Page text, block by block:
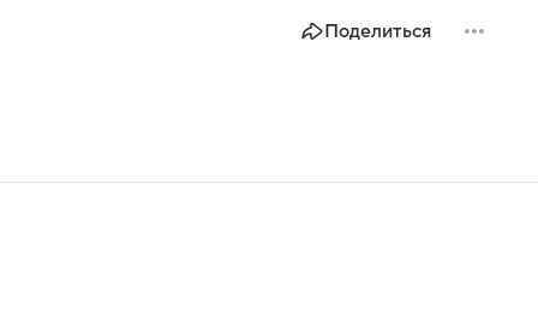
Поделиться